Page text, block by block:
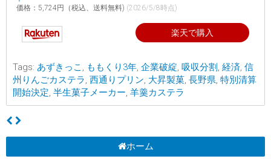
価格：5,724円（税込、送料無料) (2026/5/8時点)
楽天で購入
Tags: あずきっこ , ももくり3年, 企業破綻, 吸収分割 , 経済, 信
州りんごカステラ, 西通りプリン, 大昇製菓, 長野県, 特別清算
開始決定, 半生菓子メーカー, 羊羹カステラ
ホーム